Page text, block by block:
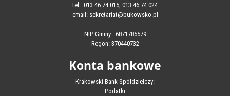
tel.: 013 46 74 015, 013 46 74 024
email: sekretariat@bukowsko.pl
NIP Gminy : 6871785579
Regon: 370440732
Konta bankowe
Krakowski Bank Spółdzielczy:
Podatki